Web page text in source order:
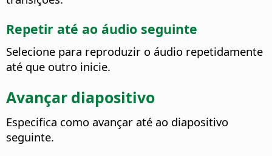
Repetir até ao áudio seguinte
Selecione para reproduzir o áudio repetidamente
até que outro inicie.
Avançar diapositivo
Especifica como avançar até ao diapositivo
seguinte.